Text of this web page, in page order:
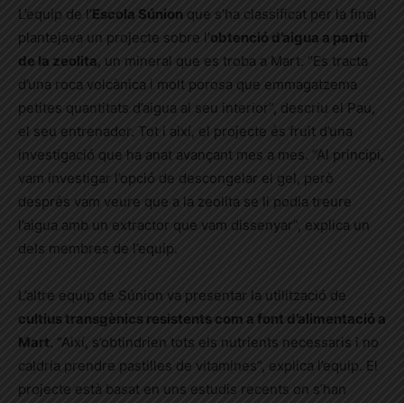
L’equip de l’Escola Súnion que s’ha classificat per la final
plantejava un projecte sobre l’obtenció d’aigua a partir
de la zeolita, un mineral que es troba a Mart. “Es tracta
d’una roca volcànica i molt porosa que emmagatzema
petites quantitats d’aigua al seu interior”, descriu el Pau,
el seu entrenador. Tot i així, el projecte és fruit d’una
investigació que ha anat avançant mes a mes. “Al principi,
vam investigar l’opció de descongelar el gel, però
després vam veure que a la zeolita se li podia treure
l’aigua amb un extractor que vam dissenyar”, explica un
dels membres de l’equip.
L’altre equip de Súnion va presentar la utilització de
cultius transgènics resistents com a font d’alimentació a
Mart. “Així, s’obtindrien tots els nutrients necessaris i no
caldria prendre pastilles de vitamines”, explica l’equip. El
projecte està basat en uns estudis recents on s’han